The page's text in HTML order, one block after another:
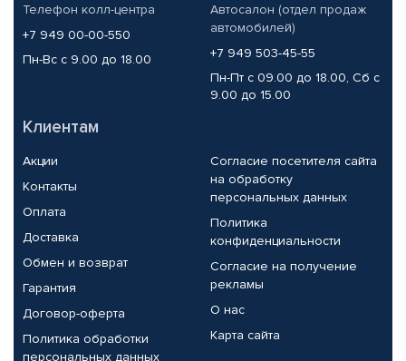
Телефон колл-центра
+7 949 00-00-550
Пн-Вс с 9.00 до 18.00
Автосалон (отдел продаж
автомобилей)
+7 949 503-45-55
Пн-Пт с 09.00 до 18.00, Сб с
9.00 до 15.00
Клиентам
Акции
Контакты
Оплата
Доставка
Обмен и возврат
Гарантия
Договор-оферта
Политика обработки
персональных данных
Согласие посетителя сайта
на обработку
персональных данных
Политика
конфиденциальности
Согласие на получение
рекламы
О нас
Карта сайта